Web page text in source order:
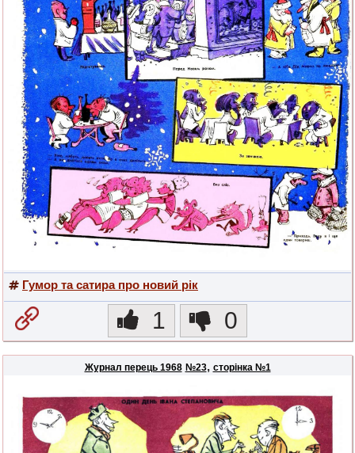
Гумор та сатира про новий рік
1 0
Журнал перець 1968 №23, сторінка №1